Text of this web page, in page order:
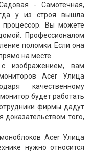
- Самотечная,
у из строя вышла
процессор. Вы можете
Профессионалом
поломки. Если она
на месте.
изображением, вам
Acer Улица
качественному
будет работать
фирмы дадут
доказательством того,
Acer Улица
нужно относится